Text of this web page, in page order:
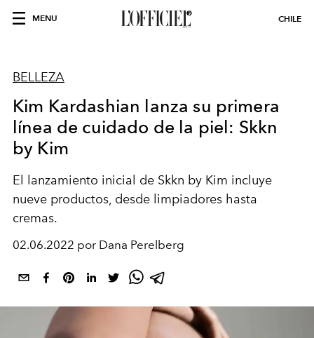
MENU CHILE
BELLEZA
Kim Kardashian lanza su primera
línea de cuidado de la piel: Skkn
by Kim
El lanzamiento inicial de Skkn by Kim incluye
nueve productos, desde limpiadores hasta
cremas.
02.06.2022 por Dana Perelberg